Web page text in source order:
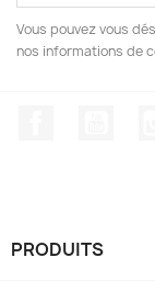
Vous pouvez vous
nos informations de
PRODUITS